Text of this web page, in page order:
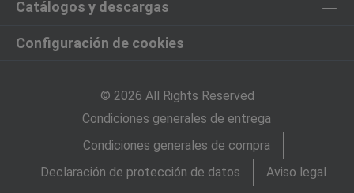
Catálogos y descargas
Configuración de cookies
© 2026 All Rights Reserved
Condiciones generales de entrega
Condiciones generales de compra
Declaración de protección de datos
Aviso legal